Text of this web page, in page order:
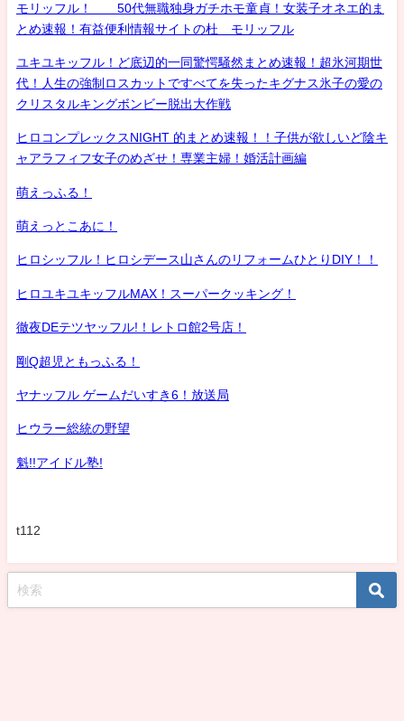
モリッフル！ 50代無職独身ガチホモ童貞！女装子オネエ的ま
とめ速報！有益便利情報サイトの杜 モリッフル
ユキユキッフル！ど底辺的一同驚愕騒然まとめ速報！超氷河期世
代！人生の強制ロスカットですべてを失ったキグナス氷子の愛の
クリスタルキングボンビー脱出大作戦
ヒロコンプレックスNIGHT 的まとめ速報！！子供が欲しいど陰キ
ャアラフィフ女子のめざせ！専業主婦！婚活計画編
萌えっふる！
萌えっとこあに！
ヒロシッフル！ヒロシデース山さんのリフォームひとりDIY！！
ヒロユキユキッフルMAX！スーパークッキング！
徹夜DEテツヤッフル!！レトロ館2号店！
剛Q超児ともっふる！
ヤナッフル ゲームだいすき6！放送局
ヒウラー総統の野望
魁!!アイドル塾!
t112